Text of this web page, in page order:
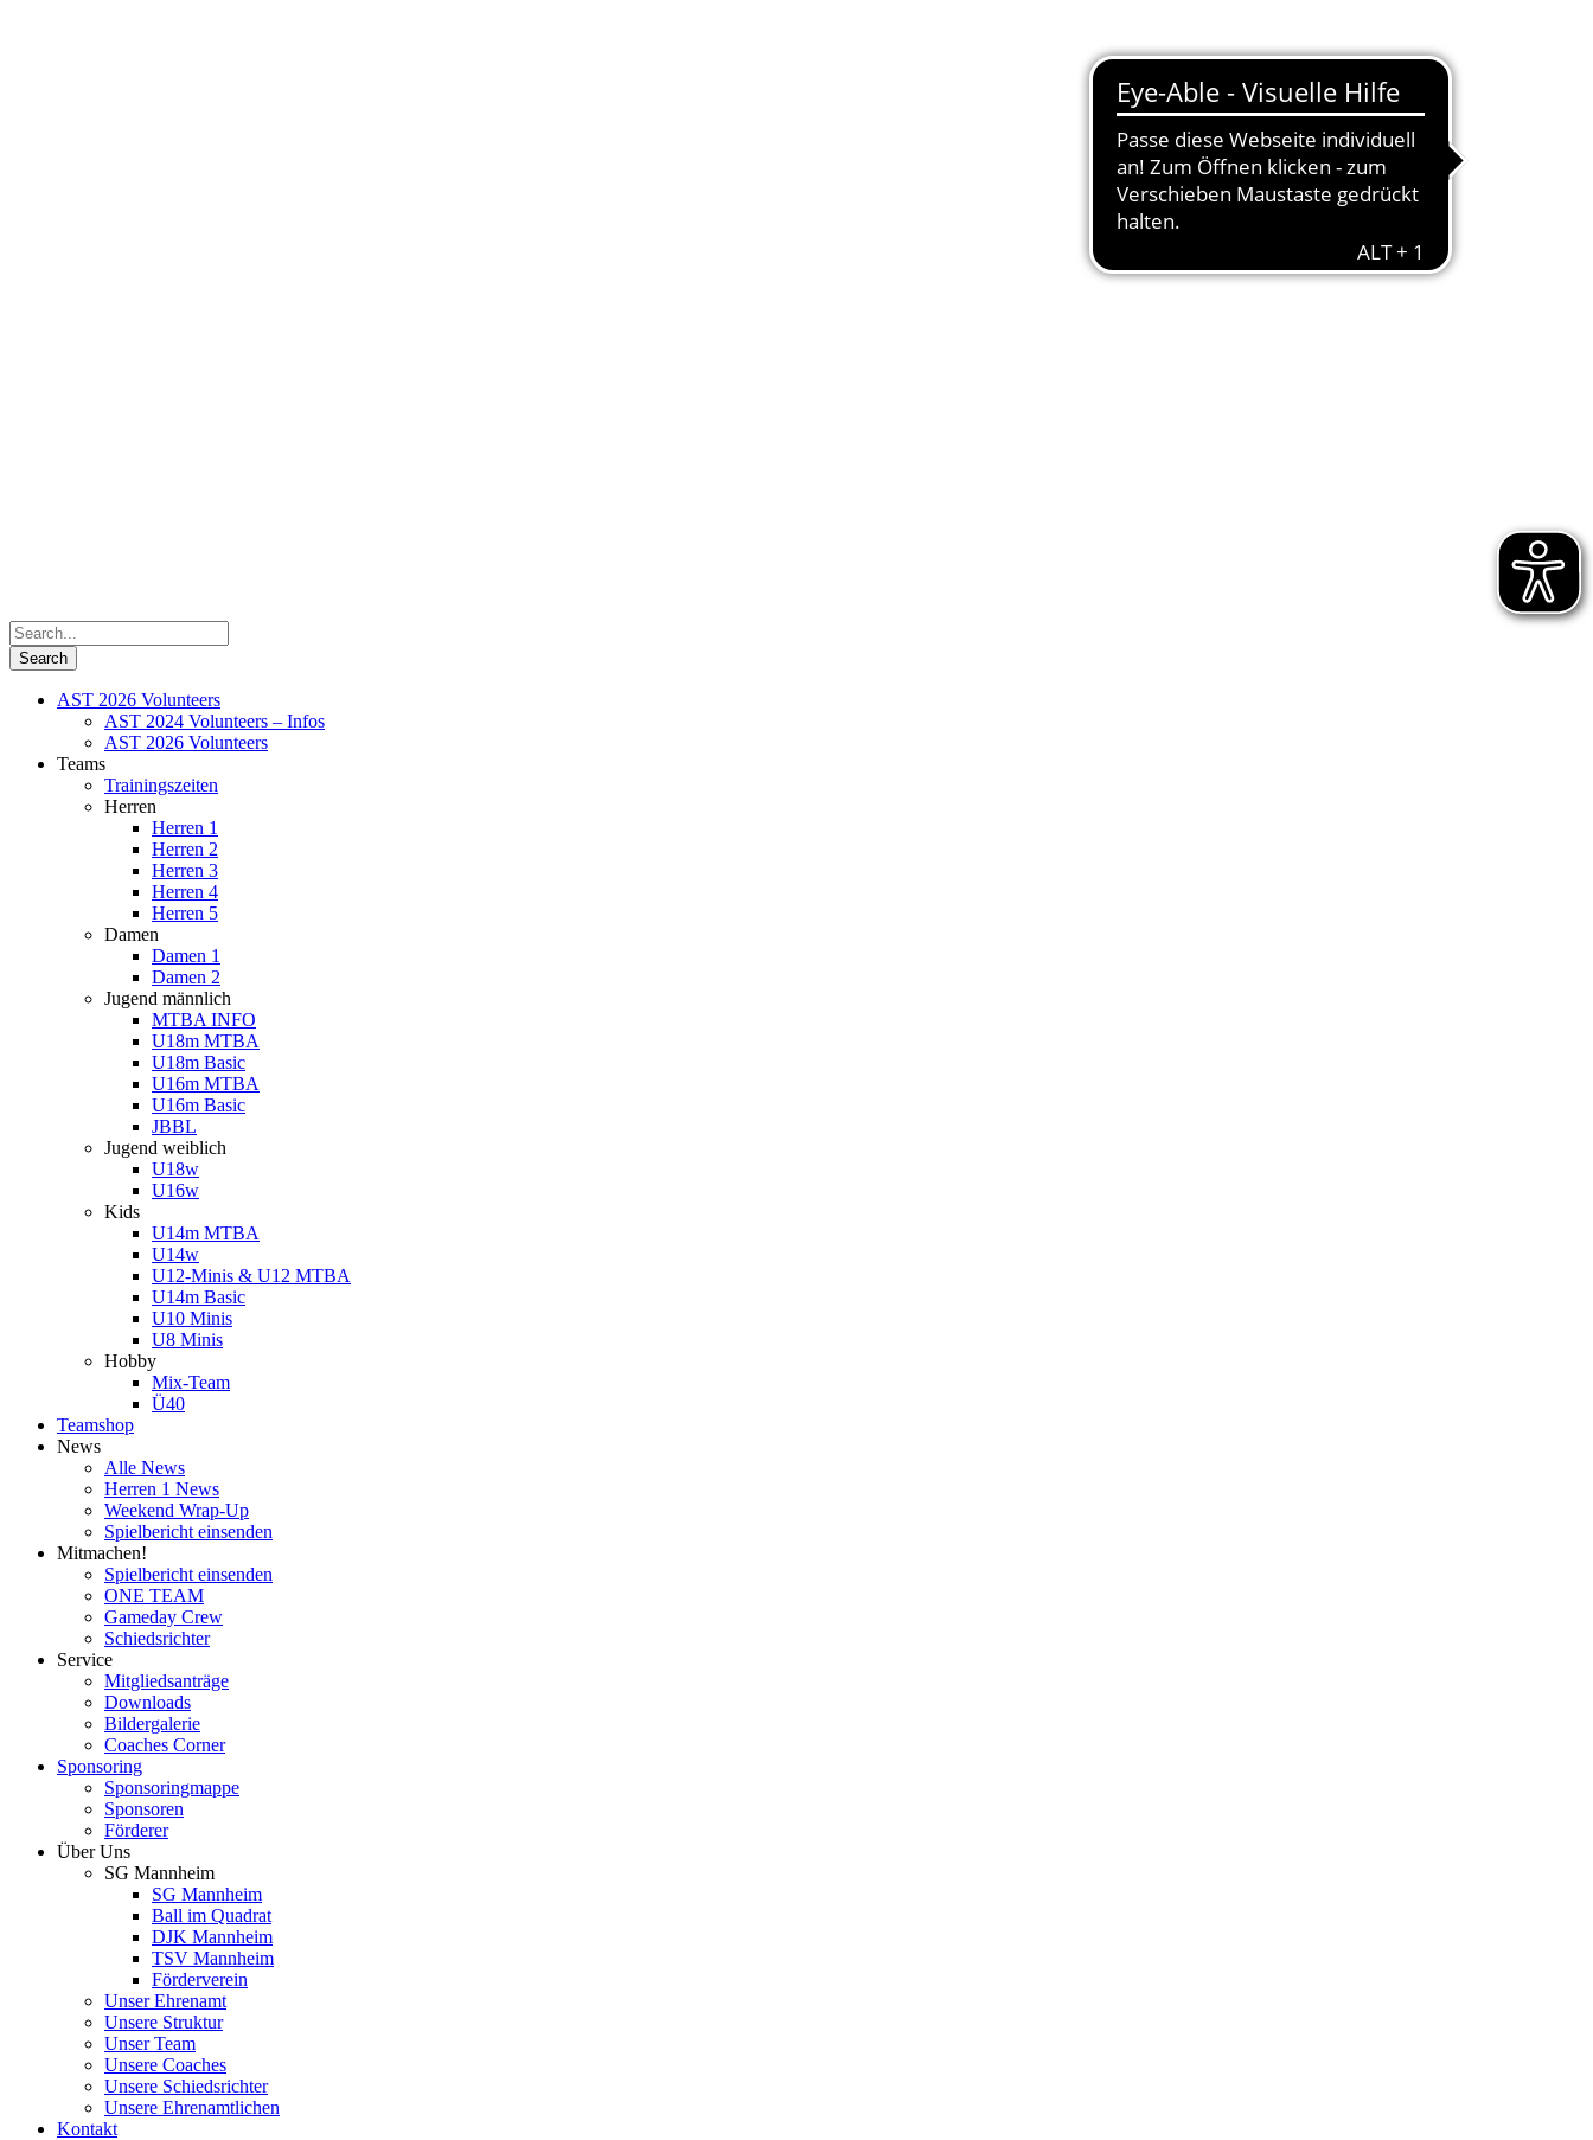
AST 2026 Volunteers
AST 2024 Volunteers – Infos
AST 2026 Volunteers
Teams
Trainingszeiten
Herren
Herren 1
Herren 2
Herren 3
Herren 4
Herren 5
Damen
Damen 1
Damen 2
Jugend männlich
MTBA INFO
U18m MTBA
U18m Basic
U16m MTBA
U16m Basic
JBBL
Jugend weiblich
U18w
U16w
Kids
U14m MTBA
U14w
U12-Minis & U12 MTBA
U14m Basic
U10 Minis
U8 Minis
Hobby
Mix-Team
Ü40
Teamshop
News
Alle News
Herren 1 News
Weekend Wrap-Up
Spielbericht einsenden
Mitmachen!
Spielbericht einsenden
ONE TEAM
Gameday Crew
Schiedsrichter
Service
Mitgliedsanträge
Downloads
Bildergalerie
Coaches Corner
Sponsoring
Sponsoringmappe
Sponsoren
Förderer
Über Uns
SG Mannheim
SG Mannheim
Ball im Quadrat
DJK Mannheim
TSV Mannheim
Förderverein
Unser Ehrenamt
Unsere Struktur
Unser Team
Unsere Coaches
Unsere Schiedsrichter
Unsere Ehrenamtlichen
Kontakt